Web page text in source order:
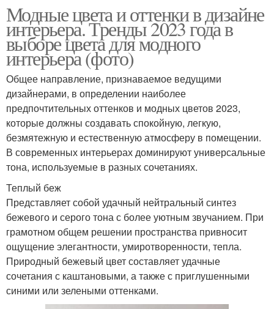
Модные цвета и оттенки в дизайне
интерьера. Тренды 2023 года в
выборе цвета для модного
интерьера (фото)
Общее направление, признаваемое ведущими
дизайнерами, в определении наиболее
предпочтительных оттенков и модных цветов 2023,
которые должны создавать спокойную, легкую,
безмятежную и естественную атмосферу в помещении.
В современных интерьерах доминируют универсальные
тона, используемые в разных сочетаниях.
Теплый беж
Представляет собой удачный нейтральный синтез
бежевого и серого тона с более уютным звучанием. При
грамотном общем решении пространства привносит
ощущение элегантности, умиротворенности, тепла.
Природный бежевый цвет составляет удачные
сочетания с каштановыми, а также с приглушенными
синими или зелеными оттенками.